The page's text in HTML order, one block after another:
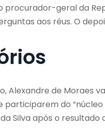
geral da
aos réus. O
Alexandre de
participarem do
Silva após o resultado